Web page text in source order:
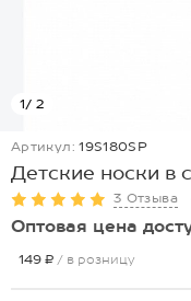
1/ 2
Артикул:19S180SP
Детские носки в
3 Отзыва
Оптовая цена
149 ₽ / в розницу